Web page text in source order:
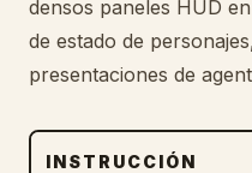
Precios
densos paneles HUD
de estado de
presentaciones de
INSTRUCCIÓN